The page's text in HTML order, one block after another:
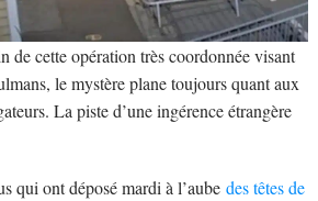
de cette opération très coordonnée visant
le mystère plane toujours quant aux
La piste d’une ingérence étrangère
qui ont déposé mardi à l’aube des têtes de